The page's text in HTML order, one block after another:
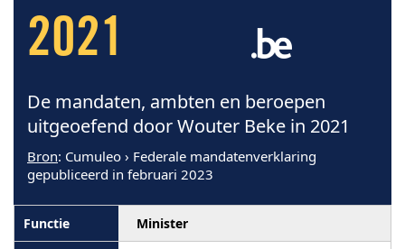
2021
De mandaten, ambten en beroepen
uitgeoefend door Wouter Beke in 2021
Bron: Cumuleo › Federale mandatenverklaring
gepubliceerd in februari 2023
Minister